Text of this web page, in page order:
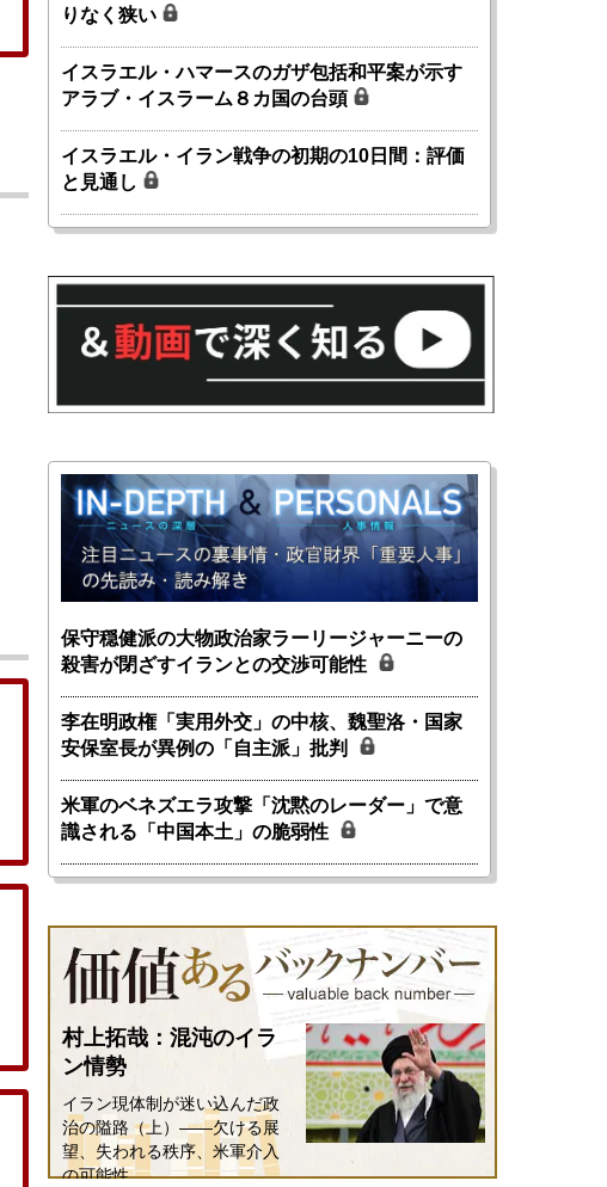
りなく狭い
イスラエル・ハマースのガザ包括和平案が示す
アラブ・イスラーム８カ国の台頭
イスラエル・イラン戦争の初期の10日間：評価
と見通し
保守穏健派の大物政治家ラーリージャーニーの
殺害が閉ざすイランとの交渉可能性
李在明政権「実用外交」の中核、魏聖洛・国家
安保室長が異例の「自主派」批判
米軍のベネズエラ攻撃「沈黙のレーダー」で意
識される「中国本土」の脆弱性
村上拓哉：混沌のイラ
ン情勢
イラン現体制が迷い込んだ政
治の隘路（上）――欠ける展
望、失われる秩序、米軍介入
の可能性